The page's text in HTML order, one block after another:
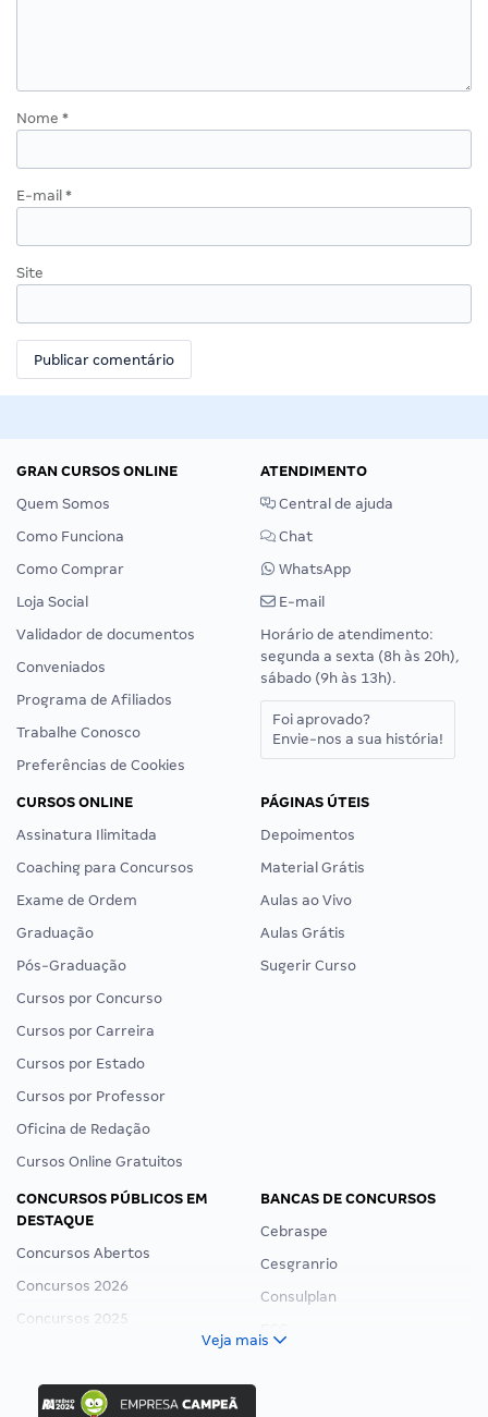
Nome *
E-mail *
Site
GRAN CURSOS ONLINE
Quem Somos
Como Funciona
Como Comprar
Loja Social
Validador de documentos
Conveniados
Programa de Afiliados
Trabalhe Conosco
Preferências de Cookies
ATENDIMENTO
Central de ajuda
Chat
WhatsApp
E-mail
Horário de atendimento:
segunda a sexta (8h às 20h),
sábado (9h às 13h).
Foi aprovado?
Envie-nos a sua história!
CURSOS ONLINE
Assinatura Ilimitada
Coaching para Concursos
Exame de Ordem
Graduação
Pós-Graduação
Cursos por Concurso
Cursos por Carreira
Cursos por Estado
Cursos por Professor
Oficina de Redação
Cursos Online Gratuitos
PÁGINAS ÚTEIS
Depoimentos
Material Grátis
Aulas ao Vivo
Aulas Grátis
Sugerir Curso
CONCURSOS PÚBLICOS EM
DESTAQUE
Concursos Abertos
Concursos 2026
Concursos 2025
Concurso Ibama
BANCAS DE CONCURSOS
Cebraspe
Cesgranrio
Consulplan
Veja mais